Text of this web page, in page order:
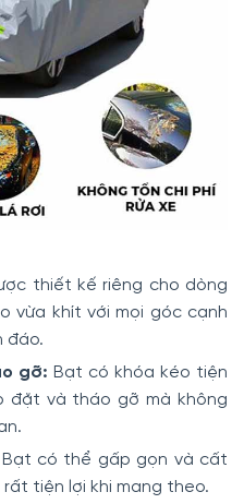
thiết kế riêng cho dòng
vừa khít với mọi góc cạnh
đáo.
gỡ: Bạt có khóa kéo tiện
đặt và tháo gỡ mà không
Bạt có thể gấp gọn và cất
tiện lợi khi mang theo.